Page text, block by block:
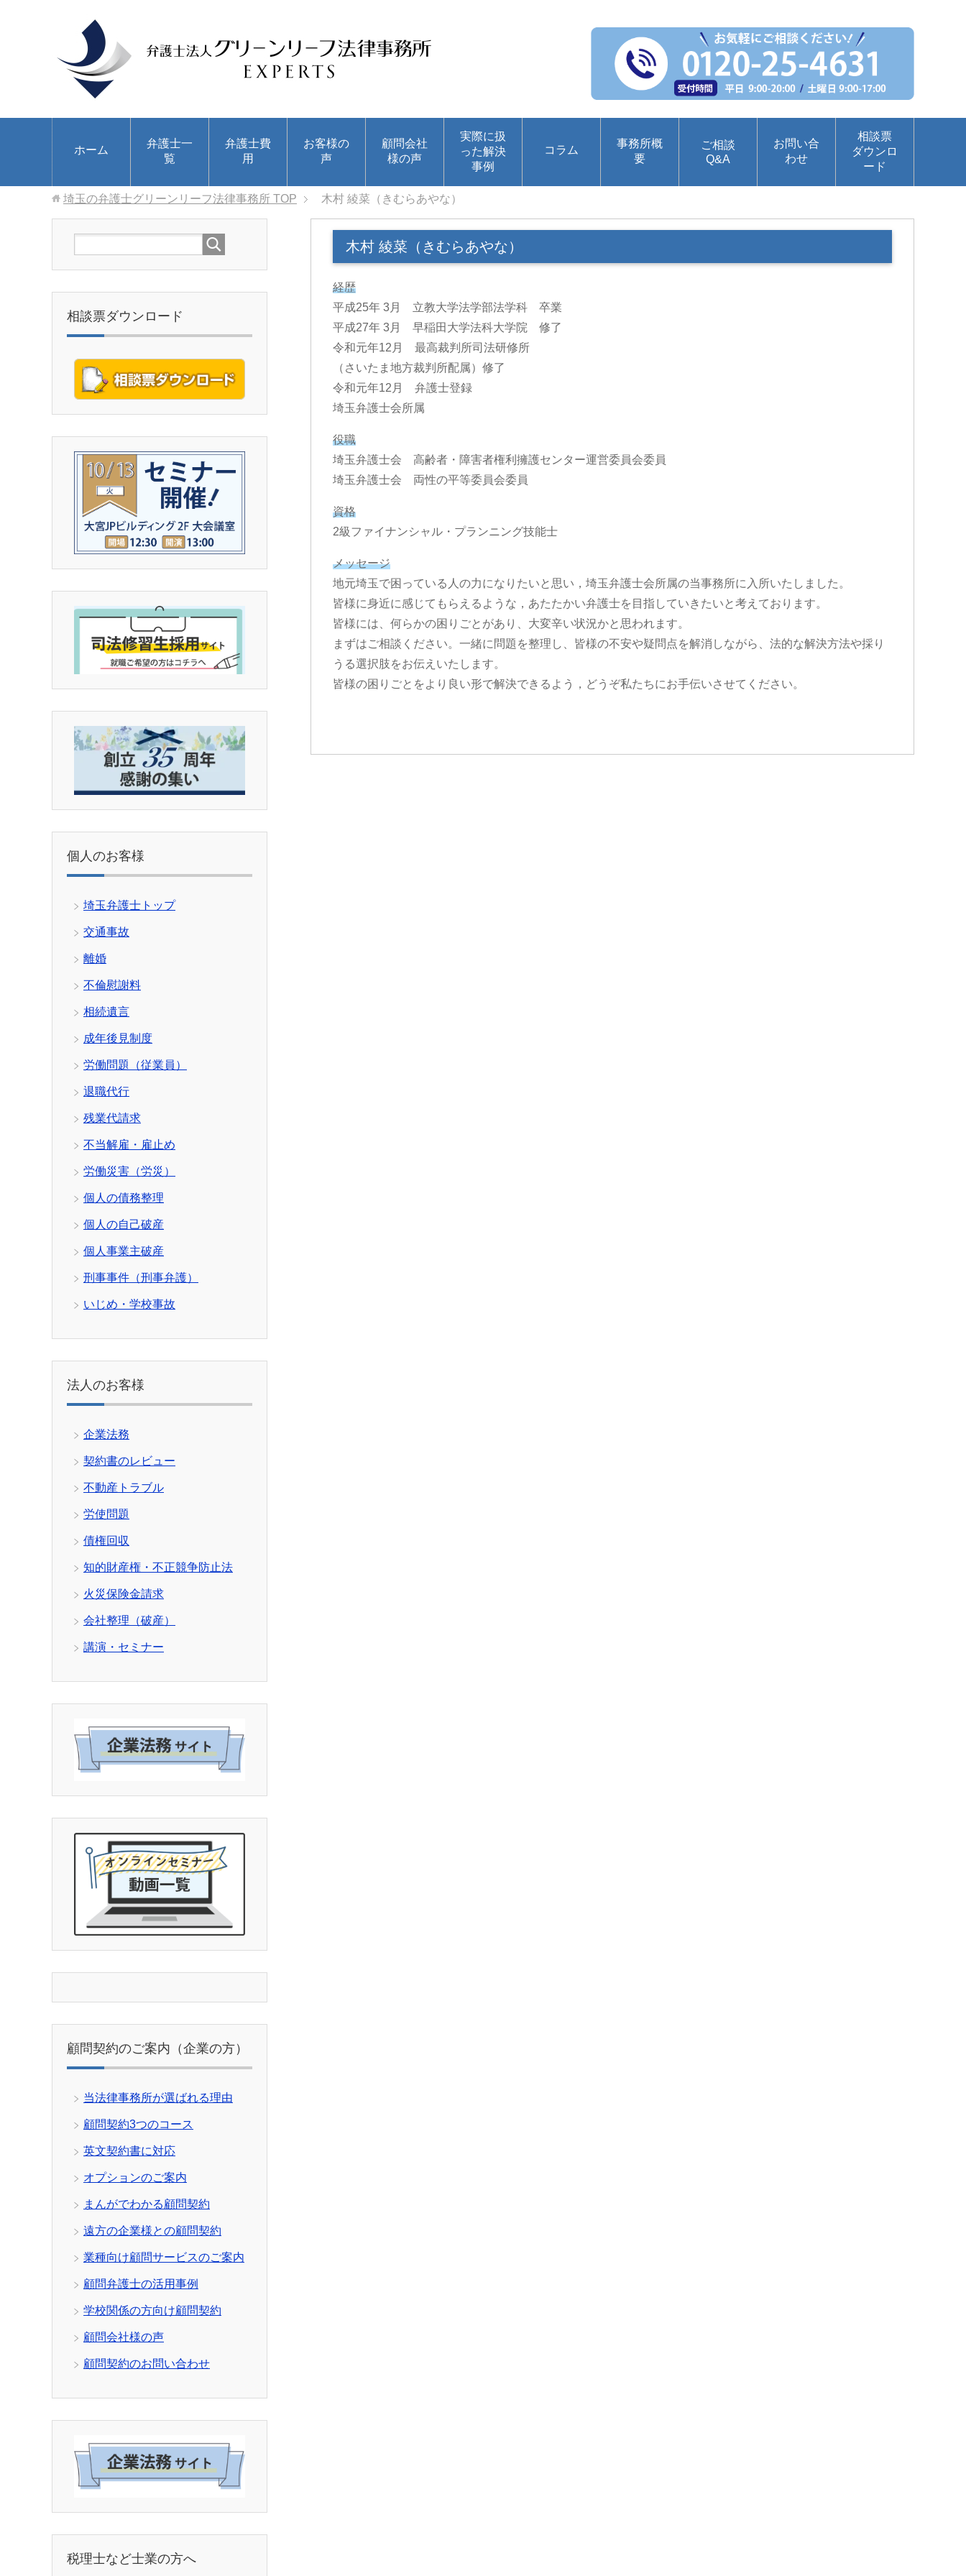
ホーム
弁護士一
覧
弁護士費
用
お客様の
声
顧問会社
様の声
実際に扱
った解決
事例
コラム
事務所概
要
ご相談
Q&A
お問い合
わせ
相談票
ダウンロ
ード
埼玉の弁護士グリーンリーフ法律事務所 TOP 木村 綾菜（きむらあやな）
木村 綾菜（きむらあやな）
経歴
平成25年 3月 立教大学法学部法学科 卒業
平成27年 3月 早稲田大学法科大学院 修了
令和元年12月 最高裁判所司法研修所
（さいたま地方裁判所配属）修了
令和元年12月 弁護士登録
埼玉弁護士会所属
役職
埼玉弁護士会 高齢者・障害者権利擁護センター運営委員会委員
埼玉弁護士会 両性の平等委員会委員
資格
2級ファイナンシャル・プランニング技能士
メッセージ
地元埼玉で困っている人の力になりたいと思い，埼玉弁護士会所属の当事務所に入所いたしました。
皆様に身近に感じてもらえるような，あたたかい弁護士を目指していきたいと考えております。
皆様には、何らかの困りごとがあり、大変辛い状況かと思われます。
まずはご相談ください。一緒に問題を整理し、皆様の不安や疑問点を解消しながら、法的な解決方法や採り
うる選択肢をお伝えいたします。
皆様の困りごとをより良い形で解決できるよう，どうぞ私たちにお手伝いさせてください。
相談票ダウンロード
個人のお客様
埼玉弁護士トップ
交通事故
離婚
不倫慰謝料
相続遺言
成年後見制度
労働問題（従業員）
退職代行
残業代請求
不当解雇・雇止め
労働災害（労災）
個人の債務整理
個人の自己破産
個人事業主破産
刑事事件（刑事弁護）
いじめ・学校事故
法人のお客様
企業法務
契約書のレビュー
不動産トラブル
労使問題
債権回収
知的財産権・不正競争防止法
火災保険金請求
会社整理（破産）
講演・セミナー
顧問契約のご案内（企業の方）
当法律事務所が選ばれる理由
顧問契約3つのコース
英文契約書に対応
オプションのご案内
まんがでわかる顧問契約
遠方の企業様との顧問契約
業種向け顧問サービスのご案内
顧問弁護士の活用事例
学校関係の方向け顧問契約
顧問会社様の声
顧問契約のお問い合わせ
税理士など士業の方へ